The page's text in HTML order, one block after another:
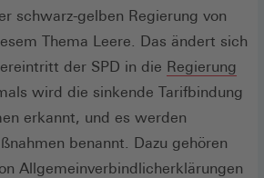
schwarz-gelben Regierung von
Thema Leere. Das ändert sich
der SPD in die Regierung
in
wird die sinkende Tarifbindung
erkannt, und es werden
benannt. Dazu gehören
Allgemeinverbindlicherklärungen